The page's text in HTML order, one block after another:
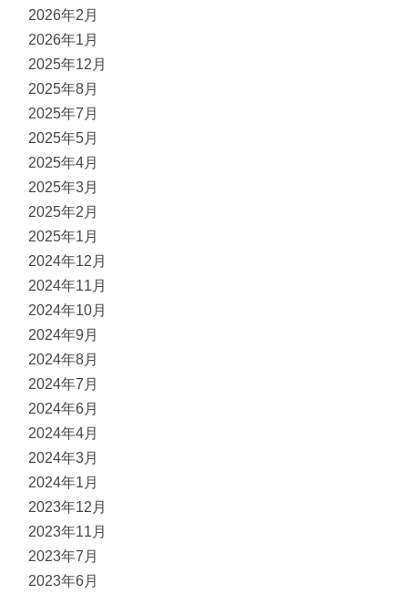
2026年2月
2026年1月
2025年12月
2025年8月
2025年7月
2025年5月
2025年4月
2025年3月
2025年2月
2025年1月
2024年12月
2024年11月
2024年10月
2024年9月
2024年8月
2024年7月
2024年6月
2024年4月
2024年3月
2024年1月
2023年12月
2023年11月
2023年7月
2023年6月